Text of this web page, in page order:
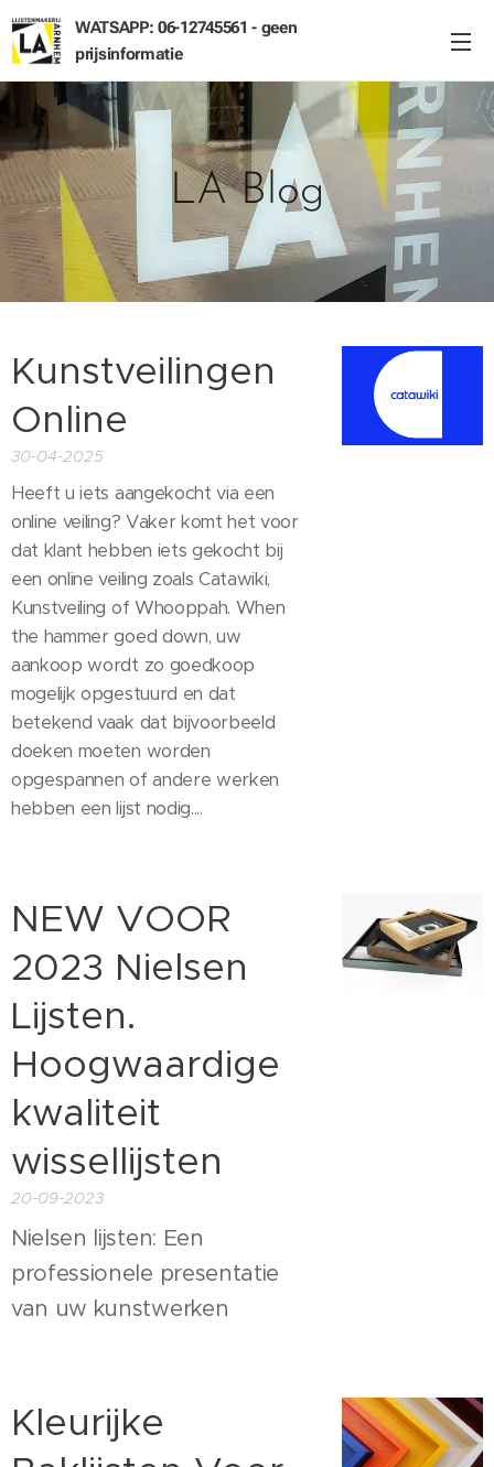
WATSAPP: 06-12745561 - geen
prijsinformatie
LA Blog
Kunstveilingen
Online
30-04-2025
Heeft u iets aangekocht via een
online veiling? Vaker komt het voor
dat klant hebben iets gekocht bij
een online veiling zoals Catawiki,
Kunstveiling of Whooppah. When
the hammer goed down, uw
aankoop wordt zo goedkoop
mogelijk opgestuurd en dat
betekend vaak dat bijvoorbeeld
doeken moeten worden
opgespannen of andere werken
hebben een lijst nodig....
NEW VOOR
2023 Nielsen
Lijsten.
Hoogwaardige
kwaliteit
wissellijsten
20-09-2023
Nielsen lijsten: Een
professionele presentatie
van uw kunstwerken
Kleurijke